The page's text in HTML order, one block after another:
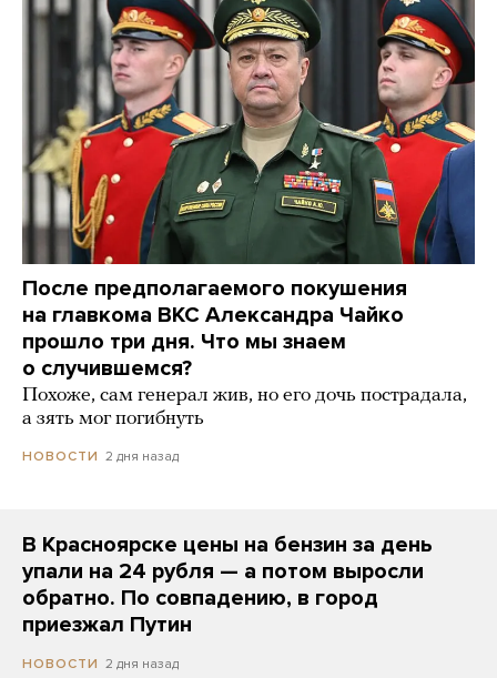
После предполагаемого покушения
на главкома ВКС Александра Чайко
прошло три дня. Что мы знаем
о случившемся?
Похоже, сам генерал жив, но его дочь пострадала,
а зять мог погибнуть
НОВОСТИ 2 дня назад
В Красноярске цены на бензин за день
упали на 24 рубля — а потом выросли
обратно. По совпадению, в город
приезжал Путин
НОВОСТИ 2 дня назад